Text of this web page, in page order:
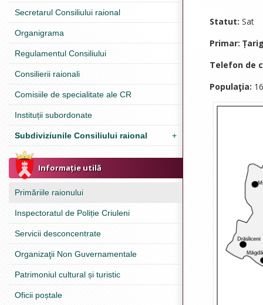
Secretarul Consiliului raional
Organigrama
Regulamentul Consiliului
Consilierii raionali
Comisiile de specialitate ale CR
Instituții subordonate
Subdiviziunile Consiliului raional +
Informație utilă
Primăriile raionului
Inspectoratul de Poliție Criuleni
Servicii desconcentrate
Organizaţii Non Guvernamentale
Patrimoniul cultural și turistic
Oficii poștale
Statut: Sat
Primar:
Telefon de
Populaţia: